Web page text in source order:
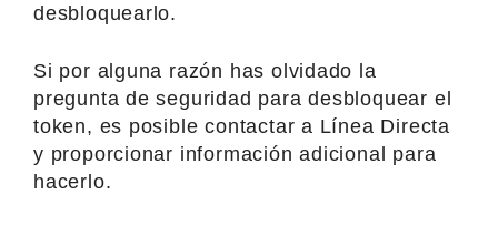
desbloquearlo.
Si por alguna razón has olvidado la
pregunta de seguridad para desbloquear el
token, es posible contactar a Línea Directa
y proporcionar información adicional para
hacerlo.